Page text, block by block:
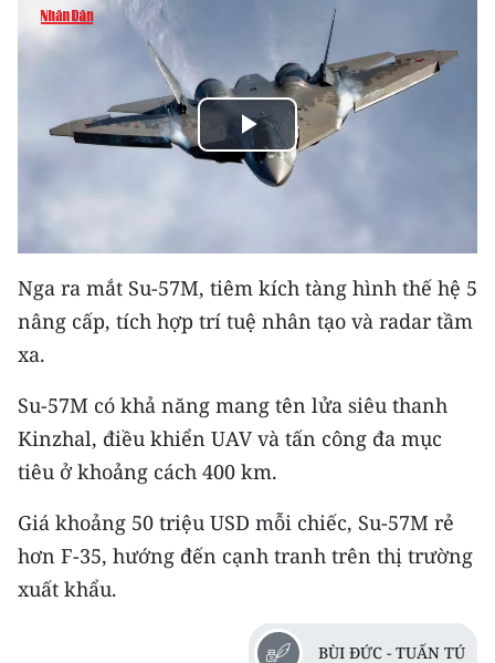
THỂ THAO
Y TẾ
BẠN ĐỌC
KIỂM CHỨNG THÔNG TIN
TRI THỨC CHUYÊN SÂU
54 DÂN TỘC VIỆT NAM
CHƯƠNG TRÌNH OCOP - MỖI XÃ
MỘT SẢN PHẨM
RADIO
Play
Video
Nga ra mắt Su-57M, tiêm kích tàng hình thế hệ 5
nâng cấp, tích hợp trí tuệ nhân tạo và radar tầm
xa.
Su-57M có khả năng mang tên lửa siêu thanh
Kinzhal, điều khiển UAV và tấn công đa mục
tiêu ở khoảng cách 400 km.
Giá khoảng 50 triệu USD mỗi chiếc, Su-57M rẻ
hơn F-35, hướng đến cạnh tranh trên thị trường
xuất khẩu.
BÙI ĐỨC - TUẤN TÚ